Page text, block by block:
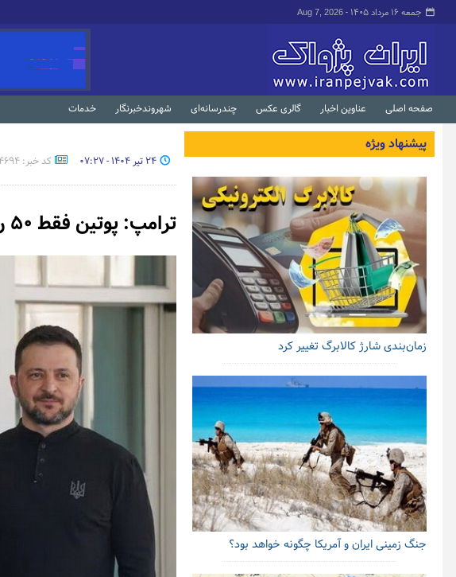
جمعه ۱۶ مرداد ۱۴۰۵ - Aug 7, 2026
صفحه اصلی عناوین اخبار گالری عکس چندرسانه‌ای شهروندخبرنگار خدمات
۲۴ تیر ۱۴۰۴ - ۰۷:۲۷ کد خبر: 44694
ترامپ: پوتین فقط ۵۰ روز فرصت دارد
پیشنهاد ویژه
زمان‌بندی شارژ کالابرگ تغییر کرد
جنگ زمینی ایران و آمریکا چگونه خواهد بود؟